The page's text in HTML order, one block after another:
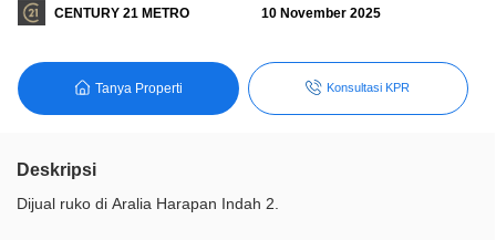
CENTURY 21 METRO 10 November 2025
Tanya Properti Konsultasi KPR
Deskripsi
Dijual ruko di Aralia Harapan Indah 2.